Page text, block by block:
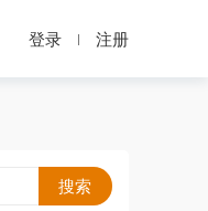
登录 注册